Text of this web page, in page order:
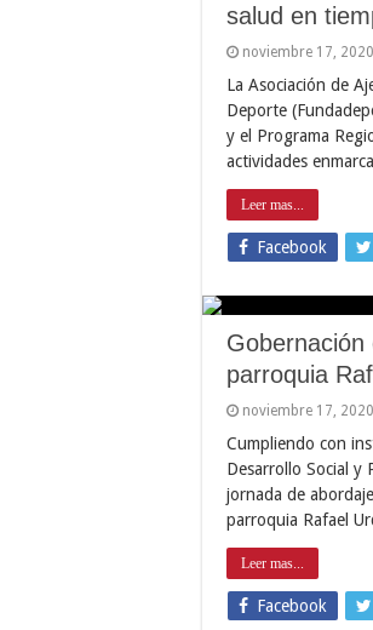
salud en
noviembre 17, 2020
La Asociación de
Deporte
y el Programa
actividades
Leer mas...
Facebook
parroquia
noviembre 17, 2020
Cumpliendo con
Desarrollo Social y
jornada de
parroquia Rafael
Leer mas...
Facebook